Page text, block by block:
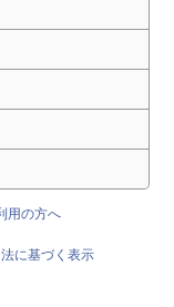
用の方へ
法に基づく表示